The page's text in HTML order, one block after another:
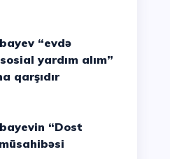
yardım alım”
qarşıdır